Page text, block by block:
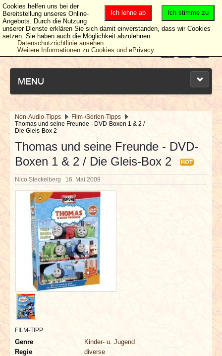
MENU
NEUESTE ARTIKEL
NEWS & DATES
BERICHTE
VERLOSUNGEN
INTERVIEWS
SPECIALS
REDAKTION
LINKS
ARCHIV
Non-Audio-Tipps
Film-/Serien-Tipps
Thomas und seine Freunde - DVD-Boxen 1 & 2 /
Die Gleis-Box 2
Thomas und seine Freunde - DVD-
Boxen 1 & 2 / Die Gleis-Box 2
HOT
Nico Steckelberg 16. Mai 2009
FILM-TIPP
Genre
Kinder- u. Jugend
Regie
diverse
Ich stimme zu
Ich lehne ab
Cookies helfen uns bei der
Bereitstellung unseres Online-
Angebots. Durch die Nutzung
unserer Dienste erklären Sie sich damit einverstanden, dass wir Cookies
setzen. Sie haben auch die Möglichkeit abzulehnen.
Datenschutzrichtlinie ansehen
Weitere Informationen zu Cookies und ePrivacy